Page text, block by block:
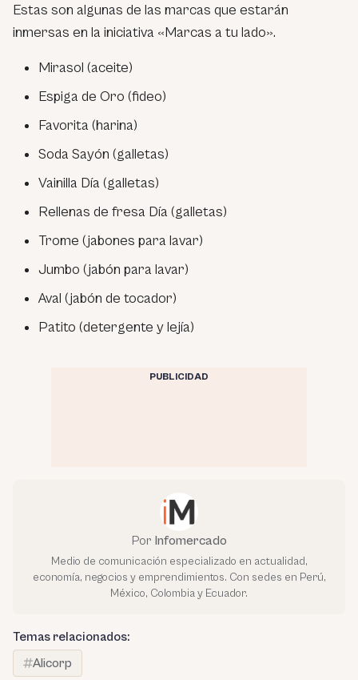
Estas son algunas de las marcas que estarán
inmersas en la iniciativa «Marcas a tu lado».
Mirasol (aceite)
Espiga de Oro (fideo)
Favorita (harina)
Soda Sayón (galletas)
Vainilla Día (galletas)
Rellenas de fresa Día (galletas)
Trome (jabones para lavar)
Jumbo (jabón para lavar)
Aval (jabón de tocador)
Patito (detergente y lejía)
PUBLICIDAD
Por Infomercado
Medio de comunicación especializado en actualidad,
economía, negocios y emprendimientos. Con sedes en Perú,
México, Colombia y Ecuador.
Temas relacionados:
Alicorp